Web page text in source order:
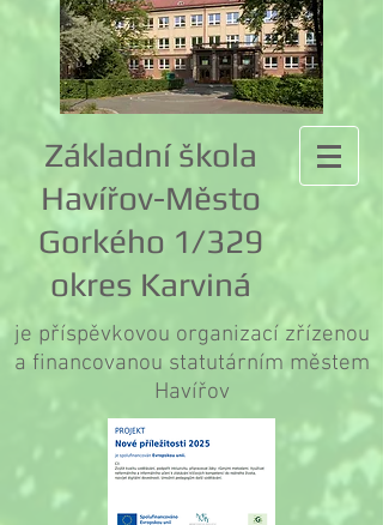
Základní škola
Havířov-Město
Gorkého 1/329
okres Karviná
je příspěvkovou organizací zřízenou
a financovanou statutárním městem
Havířov